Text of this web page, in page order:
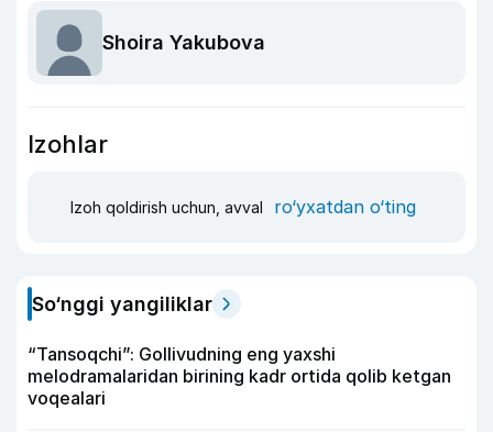
Shoira Yakubova
Izohlar
Izoh qoldirish uchun, avval ro‘yxatdan o‘ting
So‘nggi yangiliklar
“Tansoqchi”: Gollivudning eng yaxshi
melodramalaridan birining kadr ortida qolib ketgan
voqealari